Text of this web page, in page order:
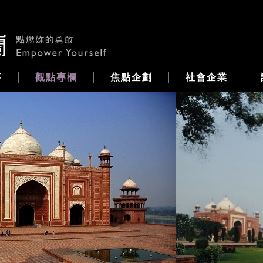
觀點專欄 焦點企劃 社會企業